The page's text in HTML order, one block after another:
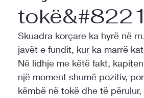
Skuadra korçare ka hyrë në
javët e fundit, kur ka marrë
Në lidhje me këtë fakt,
një moment shumë pozitiv,
këmbë në tokë dhe të